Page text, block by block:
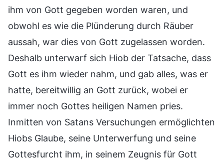
ihm von Gott gegeben worden waren, und
obwohl es wie die Plünderung durch Räuber
aussah, war dies von Gott zugelassen worden.
Deshalb unterwarf sich Hiob der Tatsache, dass
Gott es ihm wieder nahm, und gab alles, was er
hatte, bereitwillig an Gott zurück, wobei er
immer noch Gottes heiligen Namen pries.
Inmitten von Satans Versuchungen ermöglichten
Hiobs Glaube, seine Unterwerfung und seine
Gottesfurcht ihm, in seinem Zeugnis für Gott